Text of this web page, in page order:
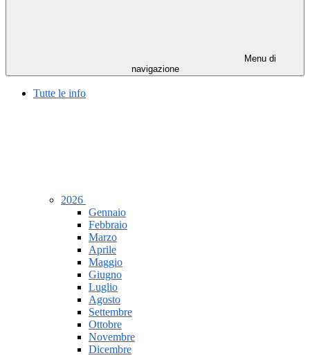
Menu di
navigazione
Tutte le info
2026
Gennaio
Febbraio
Marzo
Aprile
Maggio
Giugno
Luglio
Agosto
Settembre
Ottobre
Novembre
Dicembre